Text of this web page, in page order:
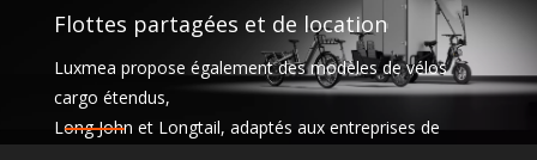
Flottes partagées et de location
Luxmea propose également des modèles de vélos
cargo étendus,
Long John et Longtail, adaptés aux entreprises de